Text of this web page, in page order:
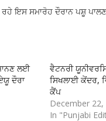
ਸਮਾਰੋਹ ਦੌਰਾਨ ਪਸ਼ੂ ਪਾਲਣ
ਲਈ
ਦੌਰਾ
ਵੈਟਨਰੀ
ਸਿਖਲਾਈ ਕੇਂਦਰ,
ਕੈਂਪ
December 22,
In "Punjabi